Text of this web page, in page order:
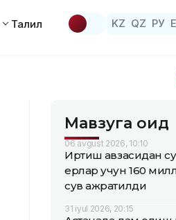
Таҳлил KZ QZ РУ
Мавзуга оид
06 avgust 2026, 10:10
Иртиш ҳавзасидан
ерлар учун 160
сув ажратилди
31 iyul 2026, 20:15